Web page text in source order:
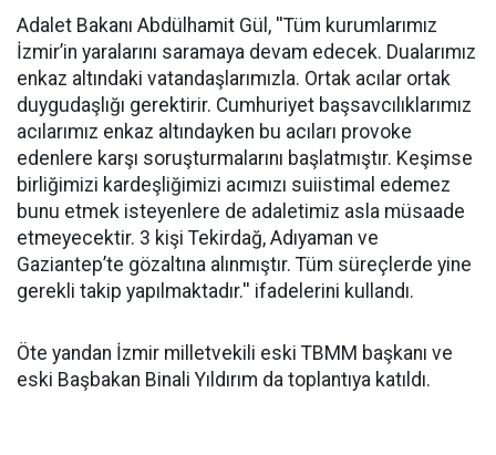
Adalet Bakanı Abdülhamit Gül, ''Tüm kurumlarımız
İzmir’in yaralarını saramaya devam edecek. Dualarımız
enkaz altındaki vatandaşlarımızla. Ortak acılar ortak
duygudaşlığı gerektirir. Cumhuriyet başsavcılıklarımız
acılarımız enkaz altındayken bu acıları provoke
edenlere karşı soruşturmalarını başlatmıştır. Keşimse
birliğimizi kardeşliğimizi acımızı suiistimal edemez
bunu etmek isteyenlere de adaletimiz asla müsaade
etmeyecektir. 3 kişi Tekirdağ, Adıyaman ve
Gaziantep’te gözaltına alınmıştır. Tüm süreçlerde yine
gerekli takip yapılmaktadır.'' ifadelerini kullandı.
Öte yandan İzmir milletvekili eski TBMM başkanı ve
eski Başbakan Binali Yıldırım da toplantıya katıldı.